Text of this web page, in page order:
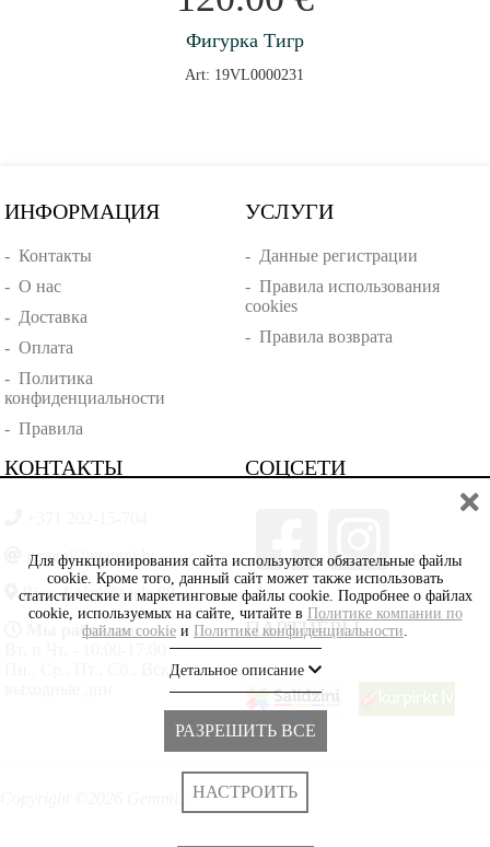
Фигурка Тигр
Art: 19VL0000231
ИНФОРМАЦИЯ
-Контакты
-О нас
- Доставка
-Оплата
-Политика
конфиденциальности
-Правила
УСЛУГИ
- Данные регистрации
- Правила использования
cookies
- Правила возврата
КОНТАКТЫ
gemmi@gemmi.lv
Rīga, Lāčplēšā iela 88
Мы работаем:
Пн., Ср., Пт., Сб., Вскр. -
СОЦСЕТИ
ПАРТНЁРЫ
Copyright ©2026 Gemmi.lv
Для функционирования сайта используются обязательные файлы
cookie. Кроме того, данный сайт может также использовать
статистические и маркетинговые файлы cookie. Подробнее о файлах
cookie, используемых на сайте, читайте в Политике компании по
файлам cookie и Политике конфиденциальности.
Детальное описание
РАЗРЕШИТЬ ВСЕ
НАСТРОИТЬ